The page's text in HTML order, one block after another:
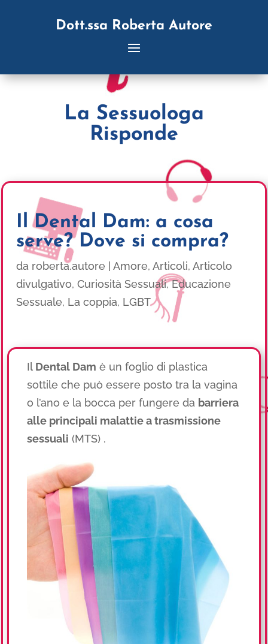
Dott.ssa Roberta Autore
La Sessuologa
Risponde
Il Dental Dam: a cosa
serve? Dove si compra?
da roberta.autore |Amore,Articoli,Articolo
divulgativo,Curiosità Sessuali,Educazione
Sessuale, La coppia, LGBT
Il Dental Dam è un foglio di plastica
sottile che può essere posto tra la vagina
o l’ano e la bocca per fungere da barriera
alle principali malattie a trasmissione
sessuali (MTS) .